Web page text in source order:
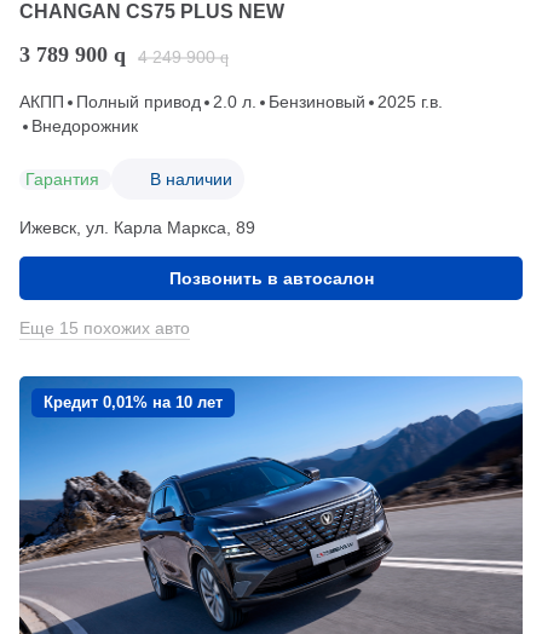
CHANGAN CS75 PLUS NEW
3 789 900 q 4 249 900 q
АКПП Полный привод 2.0 л. Бензиновый
2025 г.в.
Внедорожник
Гарантия В наличии
Ижевск, ул. Карла Маркса, 89
Позвонить в автосалон
Еще 15 похожих авто
Кредит 0,01% на 10 лет